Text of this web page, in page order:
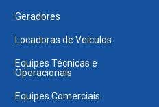
Geradores
Locadoras de Veículos
Equipes Técnicas e
Operacionais
Equipes Comerciais